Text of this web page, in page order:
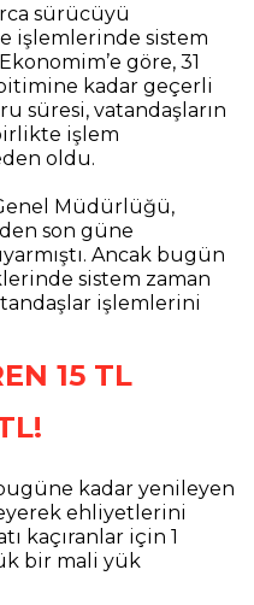
sürücüyü
işlemlerinde sistem
göre, 31
kadar geçerli
süresi, vatandaşların
işlem
oldu.
Müdürlüğü,
son güne
Ancak bugün
sistem zaman
işlemlerini
15 TL
kadar yenileyen
ehliyetlerini
kaçıranlar için 1
bir mali yük